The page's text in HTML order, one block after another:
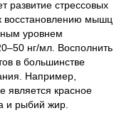
развитие стрессовых
восстановлению мышц
уровнем
нг/мл. Восполнить
в большинстве
Например,
является красное
и рыбий жир.